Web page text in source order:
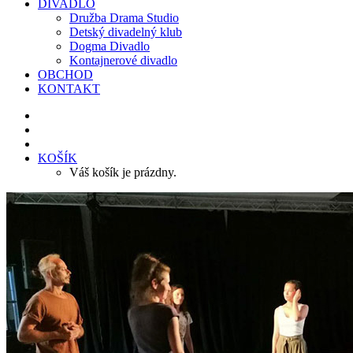
DIVADLO
Družba Drama Studio
Detský divadelný klub
Dogma Divadlo
Kontajnerové divadlo
OBCHOD
KONTAKT
KOŠÍK
Váš košík je prázdny.